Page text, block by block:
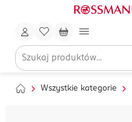
Wszystkie kategorie